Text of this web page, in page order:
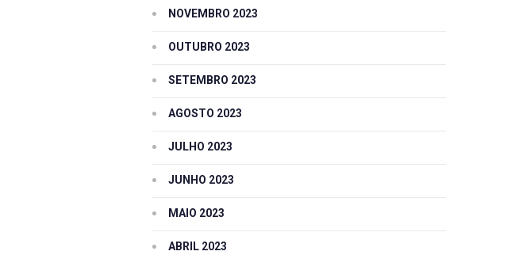
NOVEMBRO 2023
OUTUBRO 2023
SETEMBRO 2023
AGOSTO 2023
JULHO 2023
JUNHO 2023
MAIO 2023
ABRIL 2023